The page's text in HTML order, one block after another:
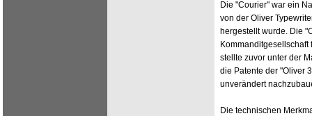
Die "Courier" war ein
von der Oliver
hergestellt wurde. Die
stellte zuvor unter der
die Patente der "Oliver
unverändert
Die technischen